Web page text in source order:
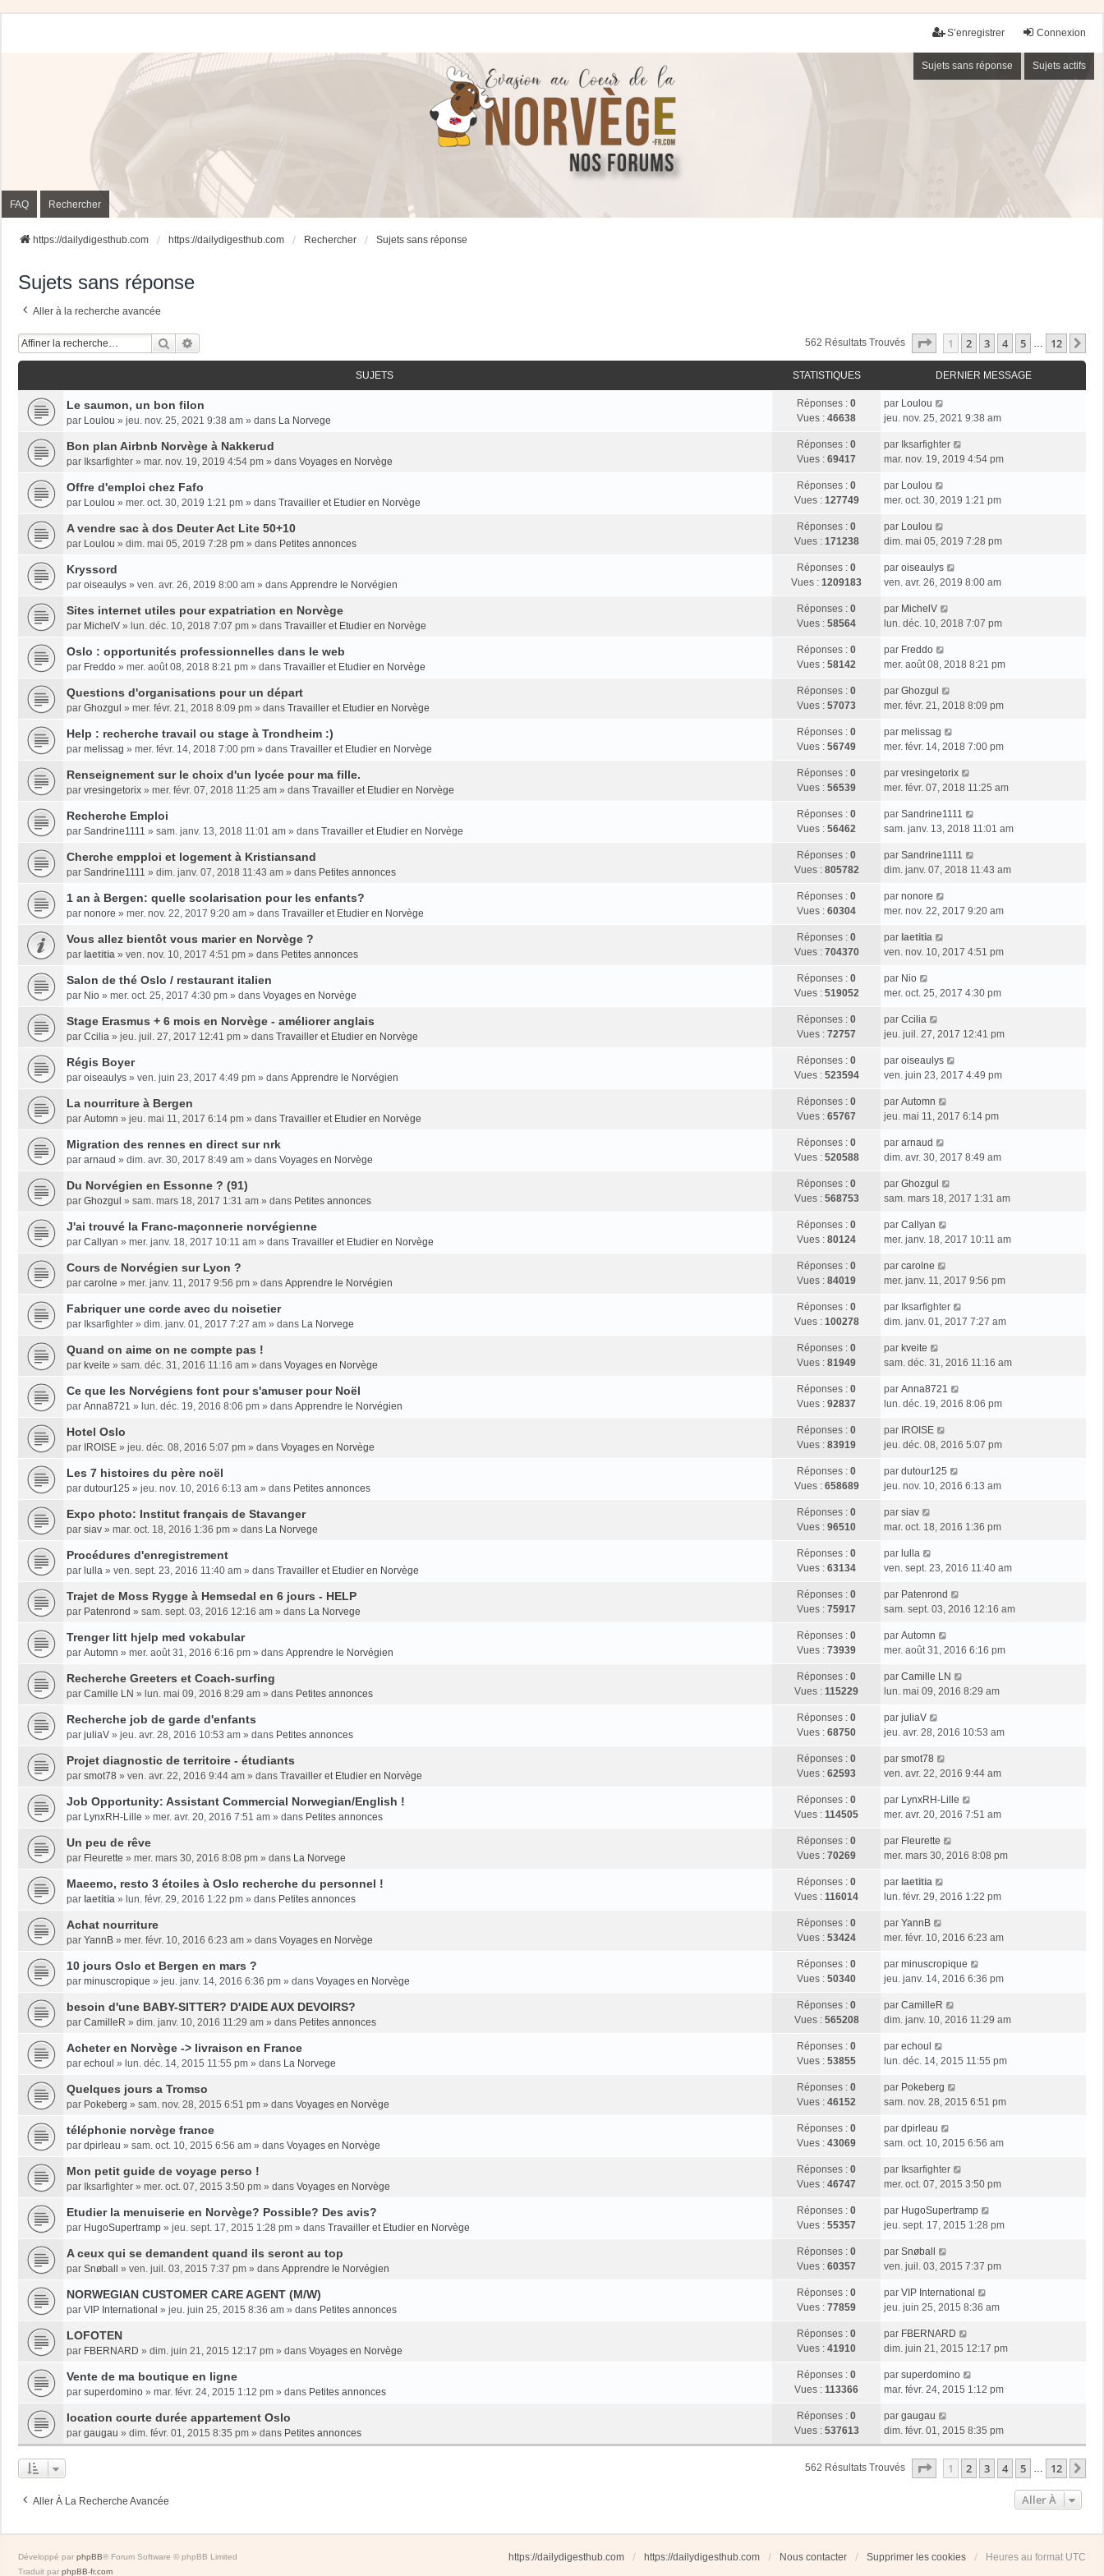
Connexion
S’enregistrer
Sujets sans réponse Sujets actifs
FAQ Rechercher
https://dailydigesthub.com https://dailydigesthub.com Rechercher Sujets sans réponse
Sujets sans réponse
Aller à la recherche avancée
Rechercher 562 Résultats Trouvés Page Sur12
1 2 3 4 5 … 12
SUJETS STATISTIQUES DERNIER MESSAGE
Le saumon, un bon filon
par Loulou » jeu. nov. 25, 2021 9:38 am » dans La Norvege
Réponses : 0
Vues : 46638
par Loulou
jeu. nov. 25, 2021 9:38 am
Bon plan Airbnb Norvège à Nakkerud
par Iksarfighter » mar. nov. 19, 2019 4:54 pm » dans Voyages en Norvège
Réponses : 0
Vues : 69417
par Iksarfighter
mar. nov. 19, 2019 4:54 pm
Offre d'emploi chez Fafo
par Loulou » mer. oct. 30, 2019 1:21 pm » dans Travailler et Etudier en Norvège
Réponses : 0
Vues : 127749
par Loulou
mer. oct. 30, 2019 1:21 pm
A vendre sac à dos Deuter Act Lite 50+10
par Loulou » dim. mai 05, 2019 7:28 pm » dans Petites annonces
Réponses : 0
Vues : 171238
par Loulou
dim. mai 05, 2019 7:28 pm
Kryssord
par oiseaulys » ven. avr. 26, 2019 8:00 am » dans Apprendre le Norvégien
Réponses : 0
Vues : 1209183
par oiseaulys
ven. avr. 26, 2019 8:00 am
Sites internet utiles pour expatriation en Norvège
par MichelV » lun. déc. 10, 2018 7:07 pm » dans Travailler et Etudier en Norvège
Réponses : 0
Vues : 58564
par MichelV
lun. déc. 10, 2018 7:07 pm
Oslo : opportunités professionnelles dans le web
par Freddo » mer. août 08, 2018 8:21 pm » dans Travailler et Etudier en Norvège
Réponses : 0
Vues : 58142
par Freddo
mer. août 08, 2018 8:21 pm
Questions d'organisations pour un départ
par Ghozgul » mer. févr. 21, 2018 8:09 pm » dans Travailler et Etudier en Norvège
Réponses : 0
Vues : 57073
par Ghozgul
mer. févr. 21, 2018 8:09 pm
Help : recherche travail ou stage à Trondheim :)
par melissag » mer. févr. 14, 2018 7:00 pm » dans Travailler et Etudier en Norvège
Réponses : 0
Vues : 56749
par melissag
mer. févr. 14, 2018 7:00 pm
Renseignement sur le choix d'un lycée pour ma fille.
par vresingetorix » mer. févr. 07, 2018 11:25 am » dans Travailler et Etudier en Norvège
Réponses : 0
Vues : 56539
par vresingetorix
mer. févr. 07, 2018 11:25 am
Recherche Emploi
par Sandrine1111 » sam. janv. 13, 2018 11:01 am » dans Travailler et Etudier en Norvège
Réponses : 0
Vues : 56462
par Sandrine1111
sam. janv. 13, 2018 11:01 am
Cherche empploi et logement à Kristiansand
par Sandrine1111 » dim. janv. 07, 2018 11:43 am » dans Petites annonces
Réponses : 0
Vues : 805782
par Sandrine1111
dim. janv. 07, 2018 11:43 am
1 an à Bergen: quelle scolarisation pour les enfants?
par nonore » mer. nov. 22, 2017 9:20 am » dans Travailler et Etudier en Norvège
Réponses : 0
Vues : 60304
par nonore
mer. nov. 22, 2017 9:20 am
Vous allez bientôt vous marier en Norvège ?
par laetitia » ven. nov. 10, 2017 4:51 pm » dans Petites annonces
Réponses : 0
Vues : 704370
par laetitia
ven. nov. 10, 2017 4:51 pm
Salon de thé Oslo / restaurant italien
par Nio » mer. oct. 25, 2017 4:30 pm » dans Voyages en Norvège
Réponses : 0
Vues : 519052
par Nio
mer. oct. 25, 2017 4:30 pm
Stage Erasmus + 6 mois en Norvège - améliorer anglais
par Ccilia » jeu. juil. 27, 2017 12:41 pm » dans Travailler et Etudier en Norvège
Réponses : 0
Vues : 72757
par Ccilia
jeu. juil. 27, 2017 12:41 pm
Régis Boyer
par oiseaulys » ven. juin 23, 2017 4:49 pm » dans Apprendre le Norvégien
Réponses : 0
Vues : 523594
par oiseaulys
ven. juin 23, 2017 4:49 pm
La nourriture à Bergen
par Automn » jeu. mai 11, 2017 6:14 pm » dans Travailler et Etudier en Norvège
Réponses : 0
Vues : 65767
par Automn
jeu. mai 11, 2017 6:14 pm
Migration des rennes en direct sur nrk
par arnaud » dim. avr. 30, 2017 8:49 am » dans Voyages en Norvège
Réponses : 0
Vues : 520588
par arnaud
dim. avr. 30, 2017 8:49 am
Du Norvégien en Essonne ? (91)
par Ghozgul » sam. mars 18, 2017 1:31 am » dans Petites annonces
Réponses : 0
Vues : 568753
par Ghozgul
sam. mars 18, 2017 1:31 am
J'ai trouvé la Franc-maçonnerie norvégienne
par Callyan » mer. janv. 18, 2017 10:11 am » dans Travailler et Etudier en Norvège
Réponses : 0
Vues : 80124
par Callyan
mer. janv. 18, 2017 10:11 am
Cours de Norvégien sur Lyon ?
par carolne » mer. janv. 11, 2017 9:56 pm » dans Apprendre le Norvégien
Réponses : 0
Vues : 84019
par carolne
mer. janv. 11, 2017 9:56 pm
Fabriquer une corde avec du noisetier
par Iksarfighter » dim. janv. 01, 2017 7:27 am » dans La Norvege
Réponses : 0
Vues : 100278
par Iksarfighter
dim. janv. 01, 2017 7:27 am
Quand on aime on ne compte pas !
par kveite » sam. déc. 31, 2016 11:16 am » dans Voyages en Norvège
Réponses : 0
Vues : 81949
par kveite
sam. déc. 31, 2016 11:16 am
Ce que les Norvégiens font pour s'amuser pour Noël
par Anna8721 » lun. déc. 19, 2016 8:06 pm » dans Apprendre le Norvégien
Réponses : 0
Vues : 92837
par Anna8721
lun. déc. 19, 2016 8:06 pm
Hotel Oslo
par IROISE » jeu. déc. 08, 2016 5:07 pm » dans Voyages en Norvège
Réponses : 0
Vues : 83919
par IROISE
jeu. déc. 08, 2016 5:07 pm
Les 7 histoires du père noël
par dutour125 » jeu. nov. 10, 2016 6:13 am » dans Petites annonces
Réponses : 0
Vues : 658689
par dutour125
jeu. nov. 10, 2016 6:13 am
Expo photo: Institut français de Stavanger
par siav » mar. oct. 18, 2016 1:36 pm » dans La Norvege
Réponses : 0
Vues : 96510
par siav
mar. oct. 18, 2016 1:36 pm
Procédures d'enregistrement
par lulla » ven. sept. 23, 2016 11:40 am » dans Travailler et Etudier en Norvège
Réponses : 0
Vues : 63134
par lulla
ven. sept. 23, 2016 11:40 am
Trajet de Moss Rygge à Hemsedal en 6 jours - HELP
par Patenrond » sam. sept. 03, 2016 12:16 am » dans La Norvege
Réponses : 0
Vues : 75917
par Patenrond
sam. sept. 03, 2016 12:16 am
Trenger litt hjelp med vokabular
par Automn » mer. août 31, 2016 6:16 pm » dans Apprendre le Norvégien
Réponses : 0
Vues : 73939
par Automn
mer. août 31, 2016 6:16 pm
Recherche Greeters et Coach-surfing
par Camille LN » lun. mai 09, 2016 8:29 am » dans Petites annonces
Réponses : 0
Vues : 115229
par Camille LN
lun. mai 09, 2016 8:29 am
Recherche job de garde d'enfants
par juliaV » jeu. avr. 28, 2016 10:53 am » dans Petites annonces
Réponses : 0
Vues : 68750
par juliaV
jeu. avr. 28, 2016 10:53 am
Projet diagnostic de territoire - étudiants
par smot78 » ven. avr. 22, 2016 9:44 am » dans Travailler et Etudier en Norvège
Réponses : 0
Vues : 62593
par smot78
ven. avr. 22, 2016 9:44 am
Job Opportunity: Assistant Commercial Norwegian/English !
par LynxRH-Lille » mer. avr. 20, 2016 7:51 am » dans Petites annonces
Réponses : 0
Vues : 114505
par LynxRH-Lille
mer. avr. 20, 2016 7:51 am
Un peu de rêve
par Fleurette » mer. mars 30, 2016 8:08 pm » dans La Norvege
Réponses : 0
Vues : 70269
par Fleurette
mer. mars 30, 2016 8:08 pm
Maeemo, resto 3 étoiles à Oslo recherche du personnel !
par laetitia » lun. févr. 29, 2016 1:22 pm » dans Petites annonces
Réponses : 0
Vues : 116014
par laetitia
lun. févr. 29, 2016 1:22 pm
Achat nourriture
par YannB » mer. févr. 10, 2016 6:23 am » dans Voyages en Norvège
Réponses : 0
Vues : 53424
par YannB
mer. févr. 10, 2016 6:23 am
10 jours Oslo et Bergen en mars ?
par minuscropique » jeu. janv. 14, 2016 6:36 pm » dans Voyages en Norvège
Réponses : 0
Vues : 50340
par minuscropique
jeu. janv. 14, 2016 6:36 pm
besoin d'une BABY-SITTER? D'AIDE AUX DEVOIRS?
par CamilleR » dim. janv. 10, 2016 11:29 am » dans Petites annonces
Réponses : 0
Vues : 565208
par CamilleR
dim. janv. 10, 2016 11:29 am
Acheter en Norvège -> livraison en France
par echoul » lun. déc. 14, 2015 11:55 pm » dans La Norvege
Réponses : 0
Vues : 53855
par echoul
lun. déc. 14, 2015 11:55 pm
Quelques jours a Tromso
par Pokeberg » sam. nov. 28, 2015 6:51 pm » dans Voyages en Norvège
Réponses : 0
Vues : 46152
par Pokeberg
sam. nov. 28, 2015 6:51 pm
téléphonie norvège france
par dpirleau » sam. oct. 10, 2015 6:56 am » dans Voyages en Norvège
Réponses : 0
Vues : 43069
par dpirleau
sam. oct. 10, 2015 6:56 am
Mon petit guide de voyage perso !
par Iksarfighter » mer. oct. 07, 2015 3:50 pm » dans Voyages en Norvège
Réponses : 0
Vues : 46747
par Iksarfighter
mer. oct. 07, 2015 3:50 pm
Etudier la menuiserie en Norvège? Possible? Des avis?
par HugoSupertramp » jeu. sept. 17, 2015 1:28 pm » dans Travailler et Etudier en Norvège
Réponses : 0
Vues : 55357
par HugoSupertramp
jeu. sept. 17, 2015 1:28 pm
A ceux qui se demandent quand ils seront au top
par Snøball » ven. juil. 03, 2015 7:37 pm » dans Apprendre le Norvégien
Réponses : 0
Vues : 60357
par Snøball
ven. juil. 03, 2015 7:37 pm
NORWEGIAN CUSTOMER CARE AGENT (M/W)
par VIP International » jeu. juin 25, 2015 8:36 am » dans Petites annonces
Réponses : 0
Vues : 77859
par VIP International
jeu. juin 25, 2015 8:36 am
LOFOTEN
par FBERNARD » dim. juin 21, 2015 12:17 pm » dans Voyages en Norvège
Réponses : 0
Vues : 41910
par FBERNARD
dim. juin 21, 2015 12:17 pm
Vente de ma boutique en ligne
par superdomino » mar. févr. 24, 2015 1:12 pm » dans Petites annonces
Réponses : 0
Vues : 113366
par superdomino
mar. févr. 24, 2015 1:12 pm
location courte durée appartement Oslo
par gaugau » dim. févr. 01, 2015 8:35 pm » dans Petites annonces
Réponses : 0
Vues : 537613
par gaugau
dim. févr. 01, 2015 8:35 pm
562 Résultats Trouvés Page Sur12
1 2 3 4 5 … 12
Aller À La Recherche Avancée Aller À
https://dailydigesthub.com https://dailydigesthub.com Nous contacter Supprimer les cookies Heures au format UTC
Développé par phpBB® Forum Software © phpBB Limited
Traduit par phpBB-fr.com